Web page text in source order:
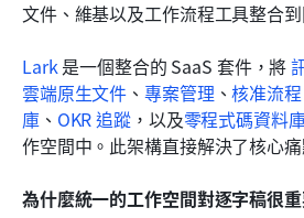
文件、維基以及工作流程工具整合
Lark 是一個整合的 SaaS 套件，將
雲端原生文件 、專案管理 、核准流程
庫、 OKR 追蹤，以及零程式碼資料
作空間中。此架構直接解決了核心
為什麼統一的工作空間對逐字稿很重